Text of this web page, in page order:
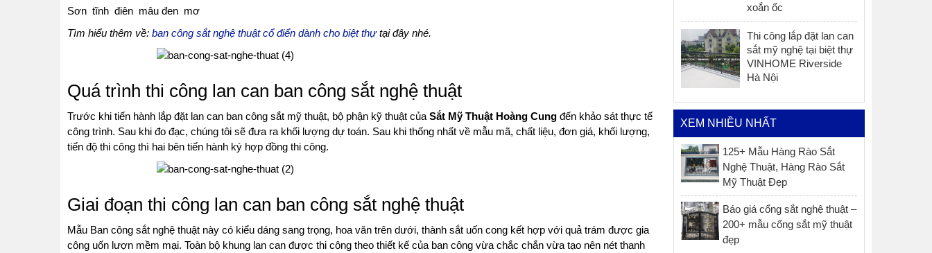
Sơn tĩnh điên mâu đen mơ
Tìm hiểu thêm về: ban công sắt nghệ thuật cổ điển dành cho biệt thựtại đây nhé.
Quá trình thi công lan can ban công sắt nghệ thuật
Trước khi tiến hành lắp đặt lan can ban công sắt mỹ thuật, bộ phận kỹ thuật của Sắt Mỹ Thuật Hoàng Cung đến khảo sát thực tế
công trình. Sau khi đo đạc, chúng tôi sẽ đưa ra khối lượng dự toán. Sau khi thống nhất về mẫu mã, chất liệu, đơn giá, khối lượng,
tiến độ thi công thì hai bên tiến hành ký hợp đồng thi công.
Giai đoạn thi công lan can ban công sắt nghệ thuật
Mẫu Ban công sắt nghệ thuật này có kiểu dáng sang trọng, hoa văn trên dưới, thành sắt uốn cong kết hợp với quả trám được gia
công uốn lượn mềm mại. Toàn bộ khung lan can được thi công theo thiết kế của ban công vừa chắc chắn vừa tạo nên nét thanh
xoắn ốc
Thi công lắp đặt lan can
sắt mỹ nghệ tại biệt thự
VINHOME Riverside
Hà Nội
XEM NHIỀU NHẤT
125+ Mẫu Hàng Rào Sắt
Nghệ Thuật, Hàng Rào Sắt
Mỹ Thuật Đẹp
Báo giá cổng sắt nghệ thuật –
200+ mẫu cổng sắt mỹ thuật
đẹp